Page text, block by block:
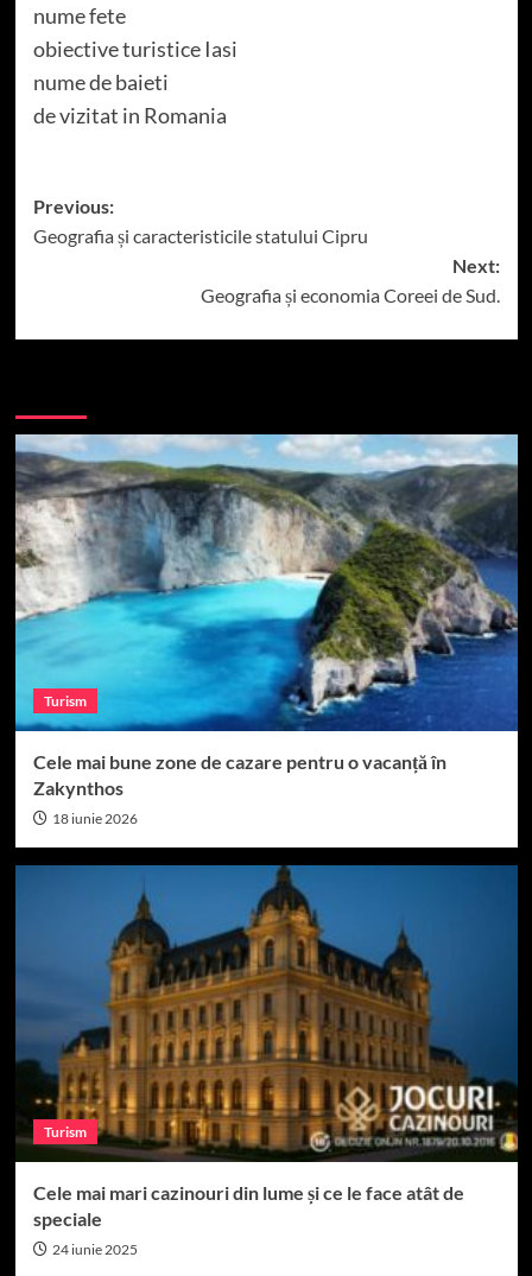
nume fete
obiective turistice Iasi
nume de baieti
de vizitat in Romania
Post
navigation
Previous:
Geografia și caracteristicile statului Cipru
Next:
Geografia și economia Coreei de Sud.
Turism
Cele mai bune zone de cazare pentru o vacanță în
Zakynthos
18 iunie 2026
Turism
Cele mai mari cazinouri din lume și ce le face atât de
speciale
24 iunie 2025